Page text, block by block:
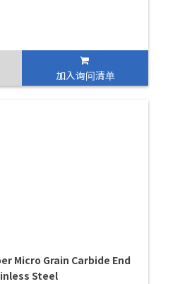
加入询问清单
Micro Grain Carbide End
Steel